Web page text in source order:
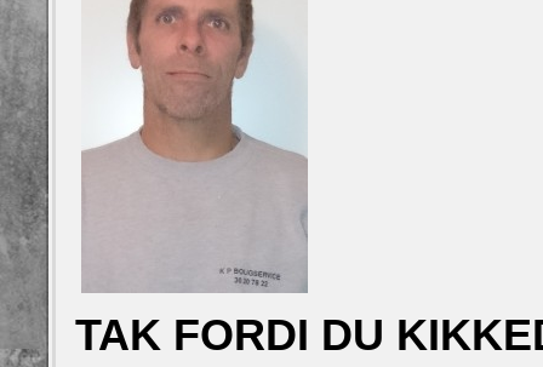
TAK FORDI DU